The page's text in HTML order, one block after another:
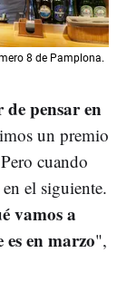
8 de Pamplona.
pensar en
un premio
cuando
el siguiente.
vamos a
en marzo",